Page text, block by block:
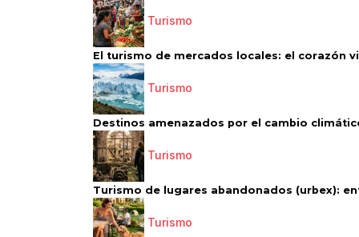
Turismo
El turismo de mercados locales: el corazón
Turismo
Destinos amenazados por el cambio
Turismo
Turismo de lugares abandonados (urbex):
Turismo